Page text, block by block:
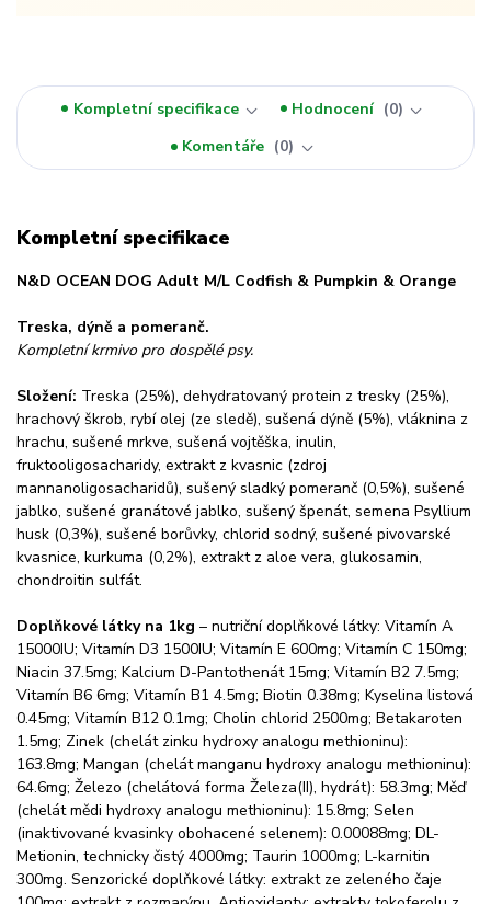
Kompletní specifikace Hodnocení
0
Komentáře
0
Kompletní specifikace
N&D OCEAN DOG Adult M/L Codfish & Pumpkin & Orange
Treska, dýně a pomeranč.
Kompletní krmivo pro dospělé psy.
Složení: Treska (25%), dehydratovaný protein z tresky (25%),
hrachový škrob, rybí olej (ze sledě), sušená dýně (5%), vláknina z
hrachu, sušené mrkve, sušená vojtěška, inulin,
fruktooligosacharidy, extrakt z kvasnic (zdroj
mannanoligosacharidů), sušený sladký pomeranč (0,5%), sušené
jablko, sušené granátové jablko, sušený špenát, semena Psyllium
husk (0,3%), sušené borůvky, chlorid sodný, sušené pivovarské
kvasnice, kurkuma (0,2%), extrakt z aloe vera, glukosamin,
chondroitin sulfát.
Doplňkové látky na 1kg – nutriční doplňkové látky: Vitamín A
15000IU; Vitamín D3 1500IU; Vitamín E 600mg; Vitamín C 150mg;
Niacin 37.5mg; Kalcium D-Pantothenát 15mg; Vitamín B2 7.5mg;
Vitamín B6 6mg; Vitamín B1 4.5mg; Biotin 0.38mg; Kyselina listová
0.45mg; Vitamín B12 0.1mg; Cholin chlorid 2500mg; Betakaroten
1.5mg; Zinek (chelát zinku hydroxy analogu methioninu):
163.8mg; Mangan (chelát manganu hydroxy analogu methioninu):
64.6mg; Železo (chelátová forma Železa(II), hydrát): 58.3mg; Měď
(chelát mědi hydroxy analogu methioninu): 15.8mg; Selen
(inaktivované kvasinky obohacené selenem): 0.00088mg; DL-
Metionin, technicky čistý 4000mg; Taurin 1000mg; L-karnitin
300mg. Senzorické doplňkové látky: extrakt ze zeleného čaje